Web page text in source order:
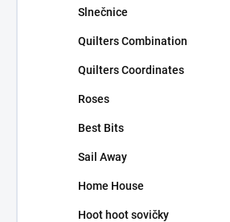
Slnečnice
Quilters Combination
Quilters Coordinates
Roses
Best Bits
Sail Away
Home House
Hoot hoot sovičky